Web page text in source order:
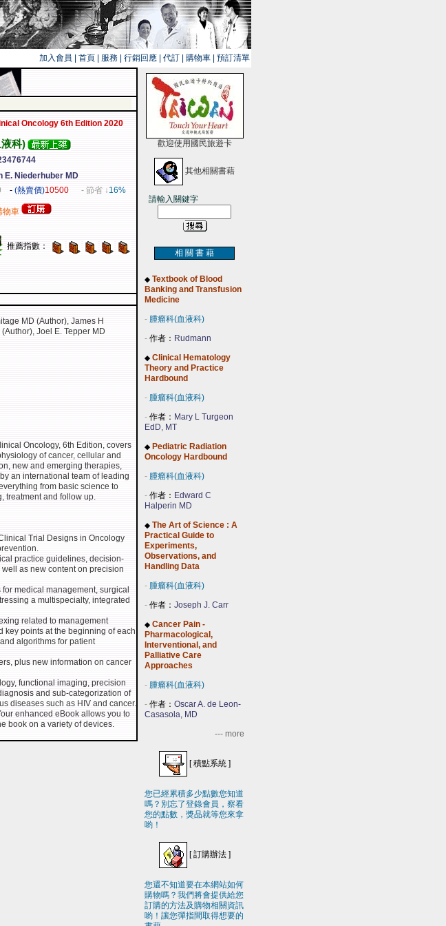
加入會員 首頁 服務 行銷回應 代訂 購物車 預訂清單
Oncology 6th Edition 2020
科)
E. Niederhuber MD
- (熱賣價)10500 - 節省 ↓16%
物車
推薦指數：
MD (Author), James H
Joel E. Tepper MD
Oncology, 6th Edition, covers
of cancer, cellular and
new and emerging therapies,
an international team of leading
from basic science to
treatment and follow up.
Trial Designs in Oncology
practice guidelines, decision-
as new content on precision
medical management, surgical
a multispecialty, integrated
related to management
key points at the beginning of each
algorithms for patient
plus new information on cancer
functional imaging, precision
and sub-categorization of
diseases such as HIV and cancer.
enhanced eBook allows you to
book on a variety of devices.
歡迎使用國民旅遊卡
其他相關書藉
請輸入關鍵字
相 關 書 藉
◆ Textbook of Blood
Banking and Transfusion
Medicine
- 腫瘤科(血液科)
- 作者： Rudmann
◆ Clinical Hematology
Theory and Practice
Hardbound
- 腫瘤科(血液科)
- 作者： Mary L Turgeon
EdD, MT
◆ Pediatric Radiation
Oncology Hardbound
- 腫瘤科(血液科)
- 作者： Edward C
Halperin MD
◆ The Art of Science : A
Practical Guide to
Experiments,
Observations, and
Handling Data
- 腫瘤科(血液科)
- 作者： Joseph J. Carr
◆ Cancer Pain -
Pharmacological,
Interventional, and
Palliative Care
Approaches
- 腫瘤科(血液科)
- 作者： Oscar A. de Leon-
Casasola, MD
--- more
[積點系統 ]
您已經累積多少點數您知道
嗎？別忘了登錄會員，察看
您的點數，獎品就等您來拿
喲！
[訂購辦法]
您還不知道要在本網站如何
購物嗎？我們將會提供給您
訂購的方法及購物相關資訊
喲！讓您彈指間取得想要的